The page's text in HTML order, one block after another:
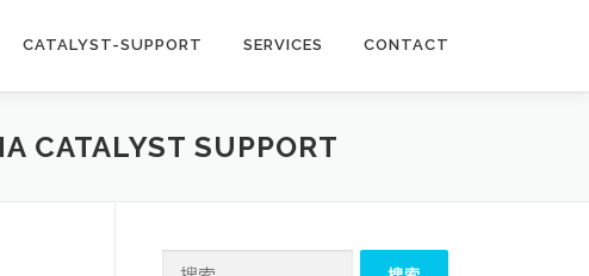
CATALYST-SUPPORT SERVICES CONTACT
CATALYST SUPPORT